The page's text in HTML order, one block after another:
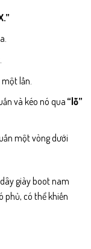
lần.
và kéo nó qua “lỗ”
một vòng dưới
giày boot nam
phủ, có thể khiến